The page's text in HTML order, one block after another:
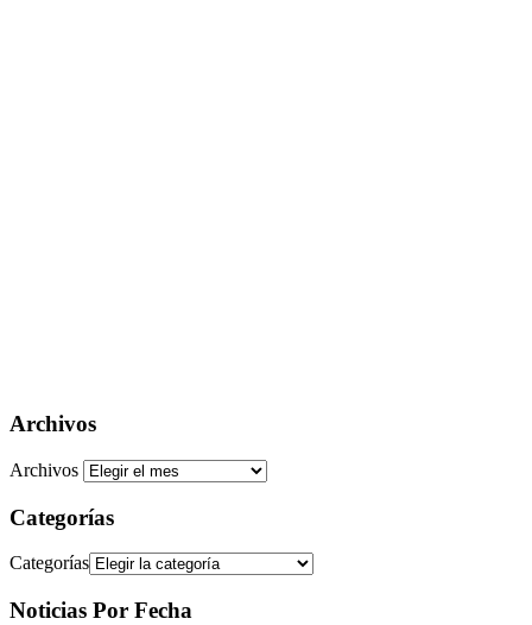
Archivos
Archivos
Categorías
Categorías
Noticias Por Fecha